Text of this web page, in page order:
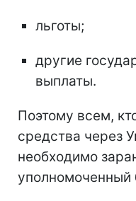
льготы;
другие
выплаты.
Поэтому всем,
средства через
необходимо
уполномоченный